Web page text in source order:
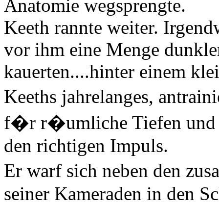
Anatomie wegsprengte.
Keeth rannte weiter.
vor ihm eine Menge
kauerten....hinter einem
Keeths jahrelanges,
f�r r�umliche Tiefen und
den richtigen Impuls.
Er warf sich neben den
seiner Kameraden in den